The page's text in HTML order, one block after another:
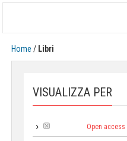
Home / Libri
VISUALIZZA PER
Open access